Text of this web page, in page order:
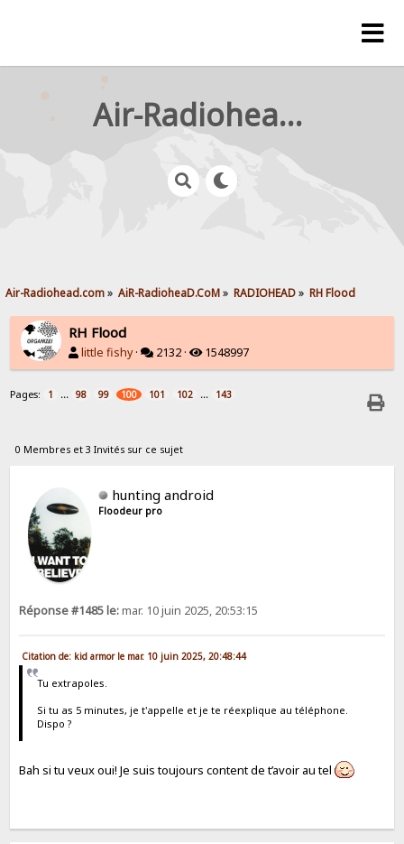
Air-Radiohead.com
Air-Radiohead.com» AiR-RadioheaD.CoM» RADIOHEAD» RH Flood
RH Flood
little fishy· 2132 · 1548997
Pages: 1 ... 98 99 100 101 102 ... 143
0 Membres et 3 Invités sur ce sujet
hunting android
Floodeur pro
Réponse #1485 le:mar. 10 juin 2025, 20:53:15
Citation de: kid armor le mar. 10 juin 2025, 20:48:44
Tu extrapoles.
Si tu as 5 minutes, je t'appelle et je te réexplique au téléphone.
Dispo ?
Bah si tu veux oui! Je suis toujours content de t’avoir au tel